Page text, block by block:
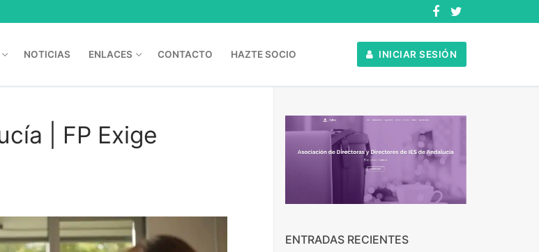
NOTICIAS ENLACES CONTACTO HAZTE SOCIO INICIAR SESIÓN
| FP Exige
ENTRADAS RECIENTES